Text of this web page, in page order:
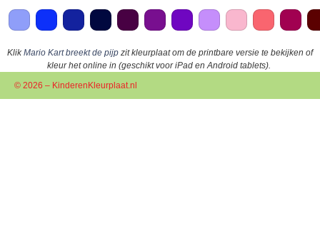
KlikMario Kart breekt de pijp zit kleurplaat om de printbare versie te bekijken of
kleur het online in (geschikt voor iPad en Android tablets).
© 2026 – KinderenKleurplaat.nl